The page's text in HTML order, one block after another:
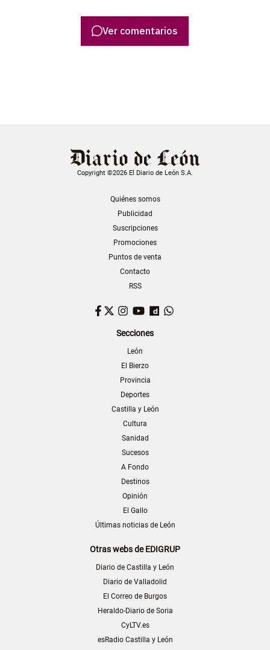
Ver comentarios
Copyright ©2026 El Diario de León S.A.
Quiénes somos
Publicidad
Suscripciones
Promociones
Puntos de venta
Contacto
RSS
Facebook
TwitterInstagram
YouTubeDailymotion
Secciones
León
El Bierzo
Provincia
Deportes
Castilla y León
Cultura
Sanidad
Sucesos
A Fondo
Destinos
Opinión
El Gallo
Últimas noticias de León
Otras webs de EDIGRUP
Diario de Castilla y León
Diario de Valladolid
El Correo de Burgos
Heraldo-Diario de Soria
CyLTV.es
esRadio Castilla y León